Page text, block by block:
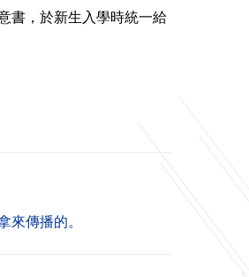
書，於新生入學時統一給
來傳播的。